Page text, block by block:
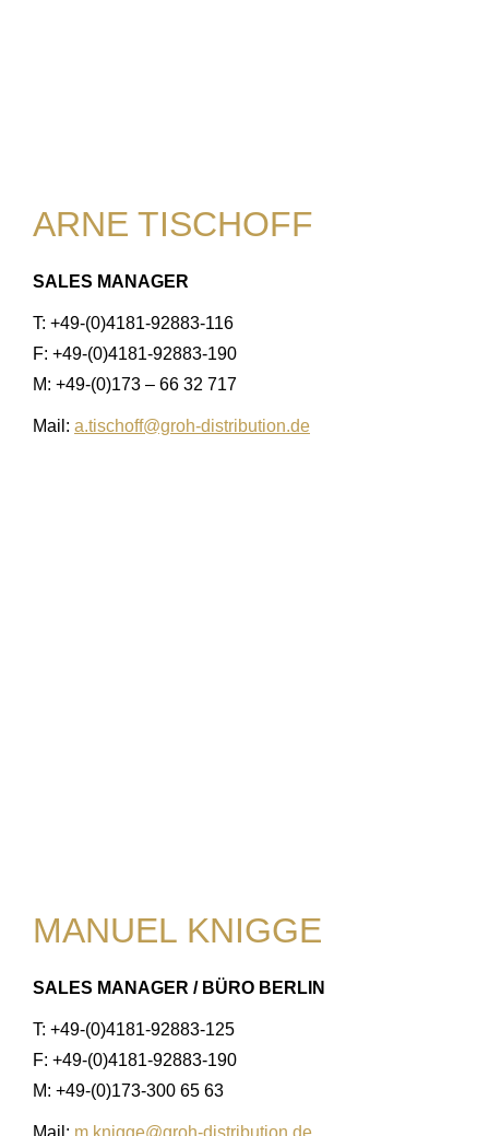
ARNE TISCHOFF
SALES MANAGER
T: +49-(0)4181-92883-116
F: +49-(0)4181-92883-190
M: +49-(0)173 – 66 32 717
Mail: a.tischoff@groh-distribution.de
MANUEL KNIGGE
SALES MANAGER / BÜRO BERLIN
T: +49-(0)4181-92883-125
F: +49-(0)4181-92883-190
M: +49-(0)173-300 65 63
Mail: m.knigge@groh-distribution.de